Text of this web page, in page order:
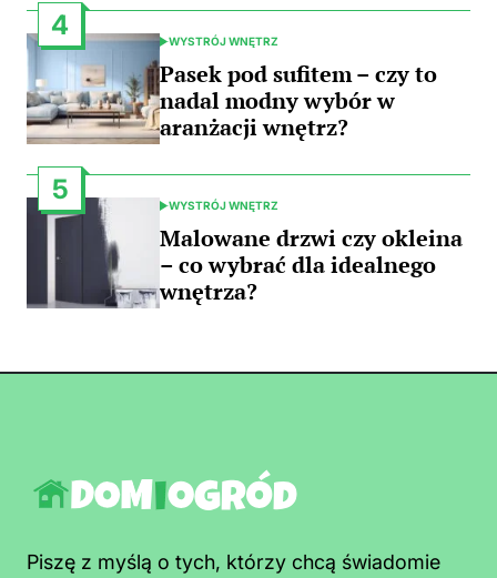
4
POSTED
IN
WYSTRÓJ WNĘTRZ
Pasek pod sufitem – czy to
nadal modny wybór w
aranżacji wnętrz?
5
POSTED
IN
WYSTRÓJ WNĘTRZ
Malowane drzwi czy okleina
– co wybrać dla idealnego
wnętrza?
Piszę z myślą o tych, którzy chcą świadomie